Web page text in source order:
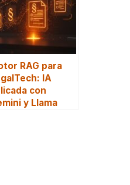
RAG para
IA
con
y Llama